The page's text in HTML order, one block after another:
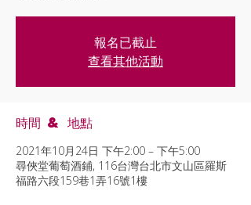
報名已截止
查看其他活動
時間 & 地點
2021年10月24日 下午2:00 – 下午5:00
尋俠堂葡萄酒鋪, 116台灣台北市文山區羅斯
福路六段159巷1弄16號1樓